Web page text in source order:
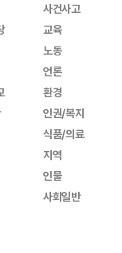
사건사고
교육
노동
언론
환경
인권/복지
식품/의료
지역
인물
사회일반